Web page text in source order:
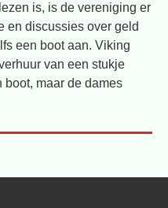
is, is de vereniging er
en discussies over geld
een boot aan. Viking
van een stukje
boot, maar de dames